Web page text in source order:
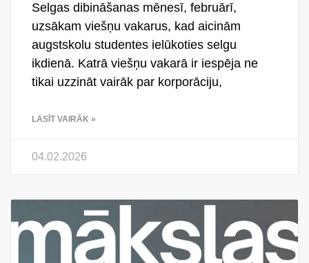
Selgas dibināšanas mēnesī, februārī,
uzsākam viešņu vakarus, kad aicinām
augstskolu studentes ielūkoties selgu
ikdienā. Katrā viešņu vakarā ir iespēja ne
tikai uzzināt vairāk par korporāciju,
LASĪT VAIRĀK »
04.02.2026